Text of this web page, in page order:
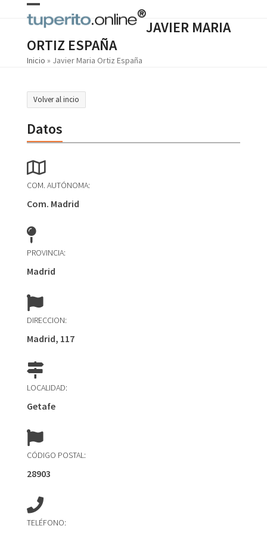
Open
mobile
menu
Close
mobile
menu
JAVIER MARIA
ORTIZ ESPAÑA
Inicio » Javier Maria Ortiz España
Volver al incio
Datos
COM. AUTÓNOMA:
Com. Madrid
PROVINCIA:
Madrid
DIRECCION:
Madrid, 117
LOCALIDAD:
Getafe
CÓDIGO POSTAL:
28903
TELÉFONO: